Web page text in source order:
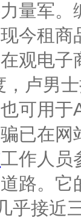
量军
今租
观电
，卢男
可用于
已在
工作人员
路。
乎接近